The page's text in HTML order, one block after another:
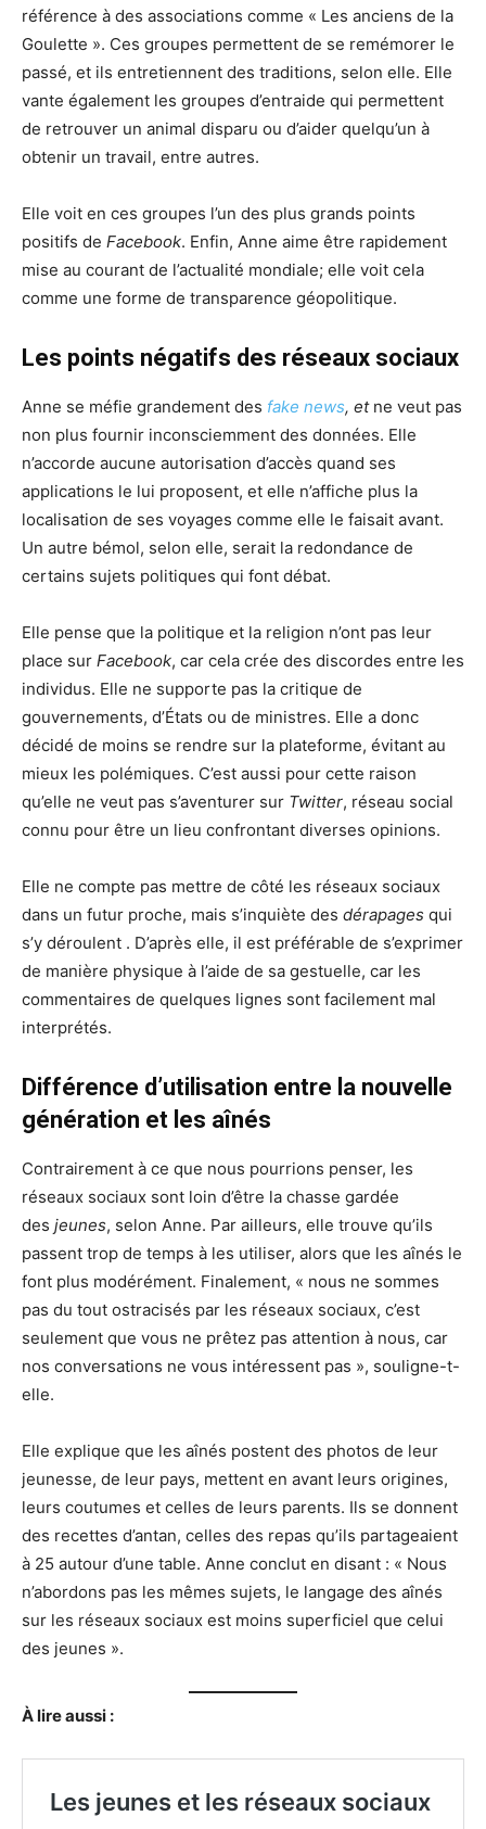
référence à des associations comme « Les anciens de la
Goulette ». Ces groupes permettent de se remémorer le
passé, et ils entretiennent des traditions, selon elle. Elle
vante également les groupes d’entraide qui permettent
de retrouver un animal disparu ou d’aider quelqu’un à
obtenir un travail, entre autres.
Elle voit en ces groupes l’un des plus grands points
positifs de Facebook. Enfin, Anne aime être rapidement
mise au courant de l’actualité mondiale; elle voit cela
comme une forme de transparence géopolitique.
Les points négatifs des réseaux sociaux
Anne se méfie grandement des fake news, etne veut pas
non plus fournir inconsciemment des données. Elle
n’accorde aucune autorisation d’accès quand ses
applications le lui proposent, et elle n’affiche plus la
localisation de ses voyages comme elle le faisait avant.
Un autre bémol, selon elle, serait la redondance de
certains sujets politiques qui font débat.
Elle pense que la politique et la religion n’ont pas leur
place sur Facebook, car cela crée des discordes entre les
individus. Elle ne supporte pas la critique de
gouvernements, d’États ou de ministres. Elle a donc
décidé de moins se rendre sur la plateforme, évitant au
mieux les polémiques. C’est aussi pour cette raison
qu’elle ne veut pas s’aventurer sur Twitter, réseau social
connu pour être un lieu confrontant diverses opinions.
Elle ne compte pas mettre de côté les réseaux sociaux
dans un futur proche, mais s’inquiète des dérapages qui
s’y déroulent . D’après elle, il est préférable de s’exprimer
de manière physique à l’aide de sa gestuelle, car les
commentaires de quelques lignes sont facilement mal
interprétés.
Différence d’utilisation entre la nouvelle
génération et les aînés
Contrairement à ce que nous pourrions penser, les
réseaux sociaux sont loin d’être la chasse gardée
des jeunes, selon Anne. Par ailleurs, elle trouve qu’ils
passent trop de temps à les utiliser, alors que les aînés le
font plus modérément. Finalement, « nous ne sommes
pas du tout ostracisés par les réseaux sociaux, c’est
seulement que vous ne prêtez pas attention à nous, car
nos conversations ne vous intéressent pas », souligne-t-
elle.
Elle explique que les aînés postent des photos de leur
jeunesse, de leur pays, mettent en avant leurs origines,
leurs coutumes et celles de leurs parents. Ils se donnent
des recettes d’antan, celles des repas qu’ils partageaient
à 25 autour d’une table. Anne conclut en disant : « Nous
n’abordons pas les mêmes sujets, le langage des aînés
sur les réseaux sociaux est moins superficiel que celui
des jeunes ».
À lire aussi :